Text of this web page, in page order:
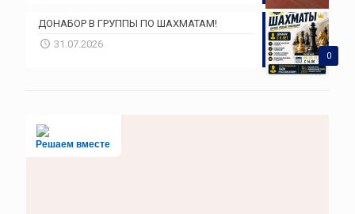
0
ДОНАБОР В ГРУППЫ ПО ШАХМАТАМ!
31.07.2026
Решаем вместе